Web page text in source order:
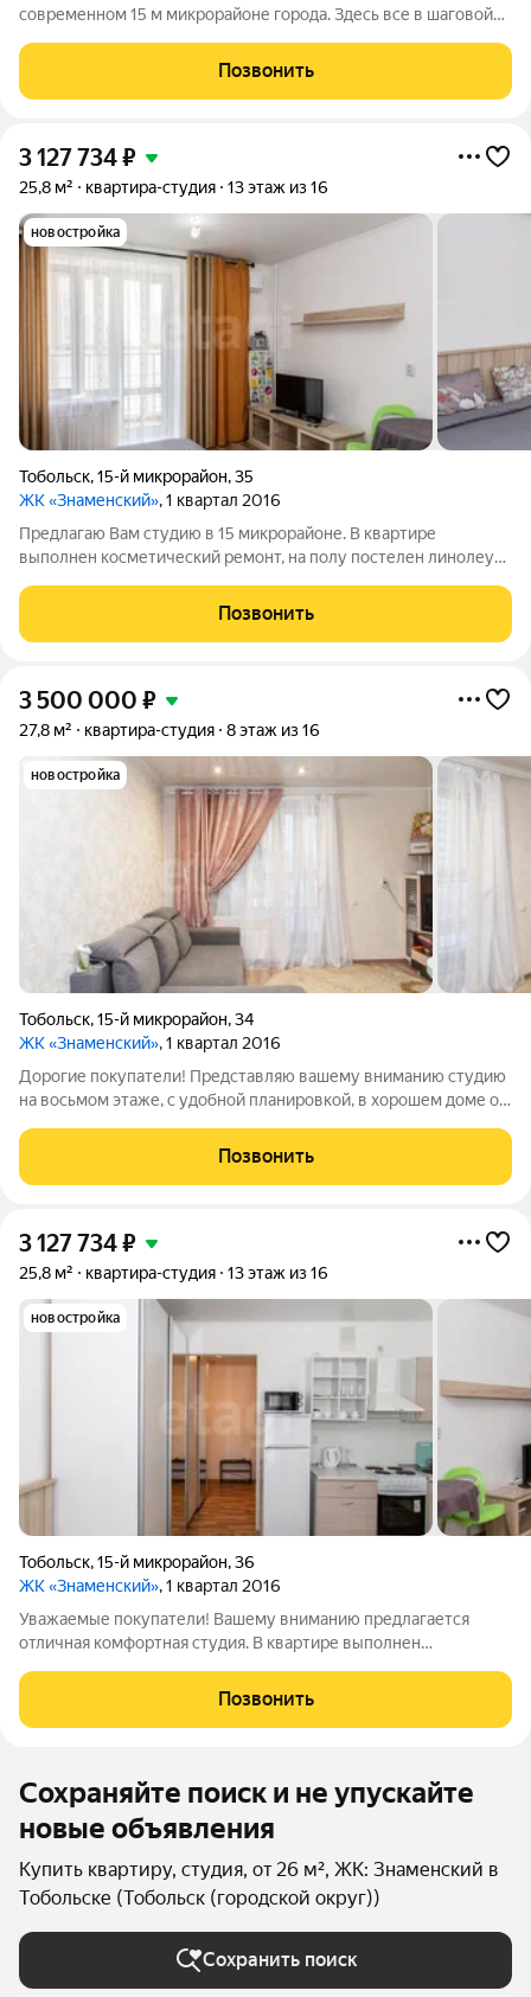
современном 15 м микрорайоне города. Здесь все в шаговой
масса магазинов, в том числе и гипермаркет Лента. Удобные
парковки,
Позвонить
3 127 734₽
25,8 м² квартира-студия 13 этаж из 16
новостройка
Тобольск,15-й микрорайон,35
ЖК «Знаменский», 1 квартал 2016
Предлагаю Вам студию в 15 микрорайоне. В квартире
выполнен косметический ремонт, на полу постелен линолеум,
кафельной плиткой. Балкон большой, застеклен. Квартира
полностью меблированная и
Позвонить
3 500 000 ₽
27,8 м² квартира-студия 8 этаж из 16
новостройка
Тобольск,15-й микрорайон,34
ЖК «Знаменский», 1 квартал 2016
Дорогие покупатели! Представляю вашему вниманию студию
на восьмом этаже, с удобной планировкой, в хорошем доме от
ремонт. В шаговой доступности школа, детский сад. Рядом
находится гипермаркет
Позвонить
3 127 734₽
25,8 м² квартира-студия 13 этаж из 16
новостройка
Тобольск,15-й микрорайон,36
ЖК «Знаменский», 1 квартал 2016
Уважаемые покупатели! Вашему вниманию предлагается
отличная комфортная студия. В квартире выполнен
продаже останется мебель и бытовая техника. Самый новый и
благоустроенный район города с развитой
Позвонить
Сохраняйте поиск и не упускайте
новые объявления
Купить квартиру, студия, от 26 м², ЖК: Знаменский в
Тобольске (Тобольск (городской округ))
Сохранить поиск